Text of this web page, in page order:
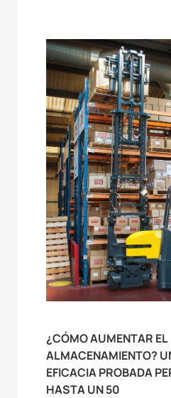
¿CÓMO AUMENTAR EL
ALMACENAMIENTO?
EFICACIA PROBADA
HASTA UN 50